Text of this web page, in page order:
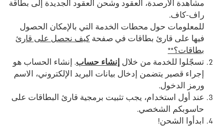
مشاهدة الأرصدة، العقود وشحن العقود الجديدة إلى بطاقة
راف-كاف.
للمعلومات حول محطات الخدمة التي بالإمكان الحصول
فيها على قارئ بطاقات في صفحة كيف نحصل على قارئ
بطاقات؟**
تسجّلوا للخدمة من خلال إنشاء حساب. إنشاء الحساب هو
إجراء قصير يتضمن إدخال بيانات البريد الإلكتروني، الاسم
ورمز الدخول.
عند أول استخدام، يجب تثبيت برمجية قارئ البطاقات على
حاسوبكم الشخصي.
ابدأوا الشحن!